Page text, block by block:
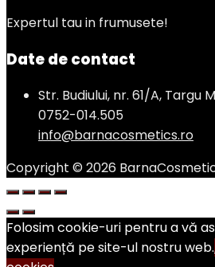
Expertul tau in frumusete!
Date de contact
Str. Budiului, nr. 61/A, Targu
0752-014.505
info@barnacosmetics.ro
Copyright © 2026
Folosim cookie-uri pentru a vă
experiență pe site-ul nostru web.